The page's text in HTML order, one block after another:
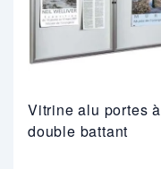
Vitrine alu portes à
double battant